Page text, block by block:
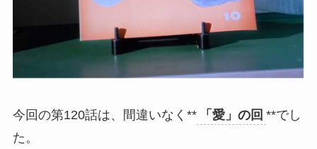
今回の第120話は、間違いなく** 「愛」の回 **でし
た。